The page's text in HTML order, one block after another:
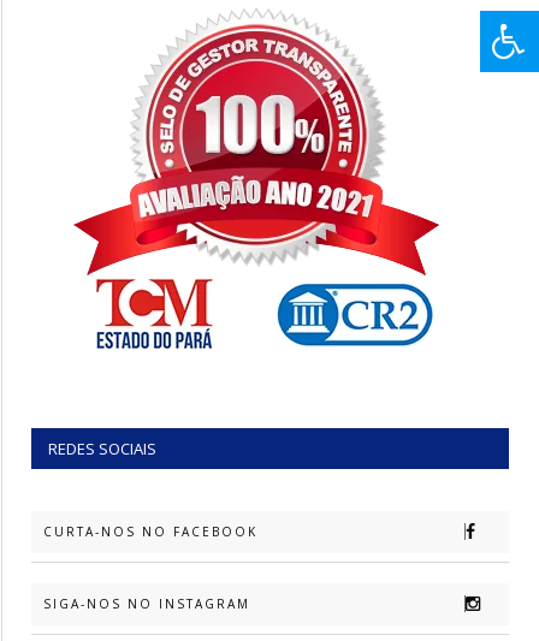
REDES SOCIAIS
CURTA-NOS NO FACEBOOK
SIGA-NOS NO INSTAGRAM